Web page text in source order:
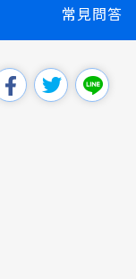
常見問答